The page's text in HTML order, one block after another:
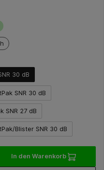
30 dB
SNR 30 dB
SNR 27 dB
Blister SNR 30 dB
In den Warenkorb